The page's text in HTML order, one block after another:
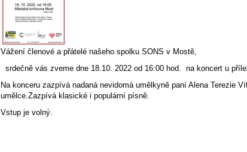
Vážení členové a přátelé našeho spolku SONS v Mostě,
srdečně vás zveme dne 18.10. 2022 od 16:00 hod. na koncert u
Na konceru zazpívá nadaná nevidomá umělkyně paní Alena Terezie
umělce.Zazpívá klasické i populární písně.
Vstup je volný.